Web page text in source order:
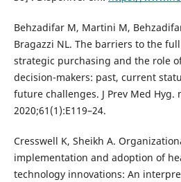
Behzadifar M, Martini M,
Bragazzi NL. The barriers to the
strategic purchasing and the role
decision-makers: past, current
future challenges. J Prev Med Hyg.
2020;61(1):E119–24.
Cresswell K, Sheikh A.
implementation and adoption of
technology innovations: An